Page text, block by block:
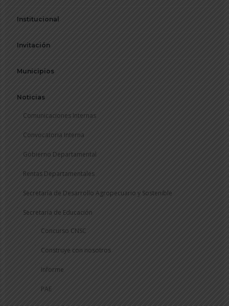
Institucional
Invitación
Municipios
Noticias
Comunicaciones Internas
Convocatoria Interna
Gobierno Departamental
Rentas Departamentales
Secretaría de Desarrollo Agropecuario y Sostenible
Secretaría de Educación
Concurso CNSC
Construye con nosotros
Informe
PAE